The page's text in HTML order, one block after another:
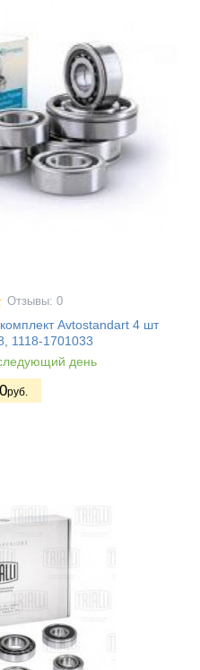
Отзывы: 0
Avtostandart 4 шт
1118-1701033
день
руб.